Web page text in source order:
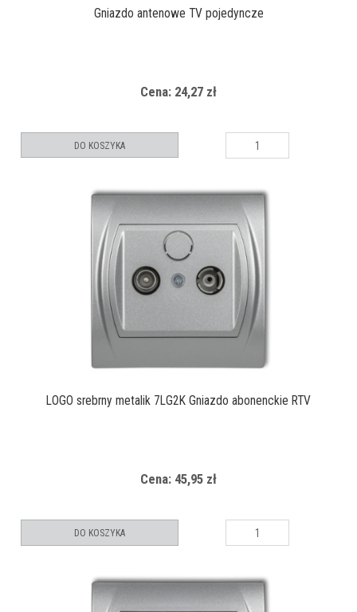
Gniazdo antenowe TV pojedyncze
Cena: 24,27 zł
DO KOSZYKA
LOGO srebrny metalik 7LG2K Gniazdo abonenckie RTV
Cena: 45,95 zł
DO KOSZYKA